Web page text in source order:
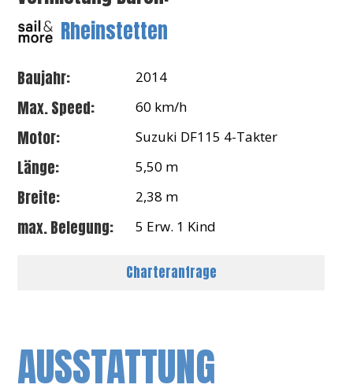
Rheinstetten
Baujahr: 2014
Max. Speed: 60 km/h
Motor: Suzuki DF115 4-Takter
Länge: 5,50 m
Breite: 2,38 m
max. Belegung: 5 Erw. 1 Kind
Charteranfrage
AUSSTATTUNG